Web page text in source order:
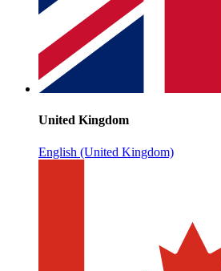
United Kingdom
English (United Kingdom)